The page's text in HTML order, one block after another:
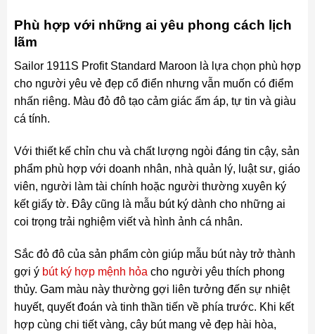
Phù hợp với những ai yêu phong cách lịch
lãm
Sailor 1911S Profit Standard Maroon là lựa chọn phù hợp
cho người yêu vẻ đẹp cổ điển nhưng vẫn muốn có điểm
nhấn riêng. Màu đỏ đô tạo cảm giác ấm áp, tự tin và giàu
cá tính.
Với thiết kế chỉn chu và chất lượng ngòi đáng tin cậy, sản
phẩm phù hợp với doanh nhân, nhà quản lý, luật sư, giáo
viên, người làm tài chính hoặc người thường xuyên ký
kết giấy tờ. Đây cũng là mẫu bút ký dành cho những ai
coi trọng trải nghiệm viết và hình ảnh cá nhân.
Sắc đỏ đô của sản phẩm còn giúp mẫu bút này trở thành
gợi ý bút ký hợp mệnh hỏa cho người yêu thích phong
thủy. Gam màu này thường gợi liên tưởng đến sự nhiệt
huyết, quyết đoán và tinh thần tiến về phía trước. Khi kết
hợp cùng chi tiết vàng, cây bút mang vẻ đẹp hài hòa,